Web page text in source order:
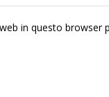
in questo browser